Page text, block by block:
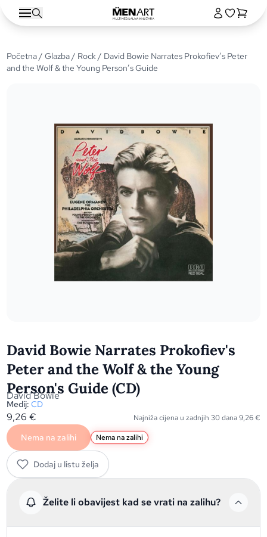
Početna/Glazba/ Rock/ David Bowie Narrates Prokofiev’s Peter
and the Wolf & the Young Person’s Guide
David Bowie Narrates Prokofiev's
Peter and the Wolf & the Young
Person's Guide (CD)
David Bowie
Medij: CD
9,26€ Najniža cijena u zadnjih 30 dana9,26€
Nema na zalihi Nema na zalihi
Dodaj u listu želja
Želite li obavijest kad se vrati na zalihu?